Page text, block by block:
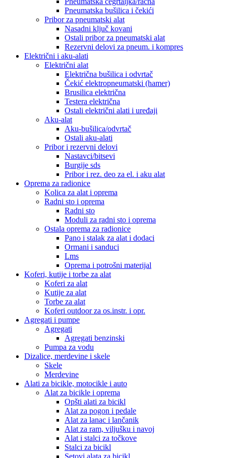
Pneumatska bušilica i čekići
Pribor za pneumatski alat
Nasadni ključ kovani
Ostali pribor za pneumatski alat
Rezervni delovi za pneum. i kompres
Električni i aku-alati
Električni alat
Električna bušilica i odvrtač
Čekić elektropneumatski (hamer)
Brusilica električna
Testera električna
Ostali električni alati i uređaji
Aku-alat
Aku-bušilica/odvrtač
Ostali aku-alati
Pribor i rezervni delovi
Nastavci/bitsevi
Burgije sds
Pribor i rez. deo za el. i aku alat
Oprema za radionice
Kolica za alat i oprema
Radni sto i oprema
Radni sto
Moduli za radni sto i oprema
Ostala oprema za radionice
Pano i stalak za alat i dodaci
Ormani i sanduci
Lms
Oprema i potrošni materijal
Koferi, kutije i torbe za alat
Koferi za alat
Kutije za alat
Torbe za alat
Koferi outdoor za os.instr. i opr.
Agregati i pumpe
Agregati
Agregati benzinski
Pumpa za vodu
Dizalice, merdevine i skele
Skele
Merdevine
Alati za bicikle, motocikle i auto
Alat za bicikle i oprema
Opšti alati za bicikl
Alat za pogon i pedale
Alat za lanac i lančanik
Alat za ram, viljušku i navoj
Alat i stalci za točkove
Stalci za bicikl
Setovi alata za bicikl